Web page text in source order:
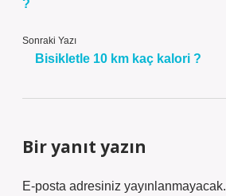
?
Sonraki Yazı
Bisikletle 10 km kaç kalori ?
Bir yanıt yazın
E-posta adresiniz yayınlanmayacak.